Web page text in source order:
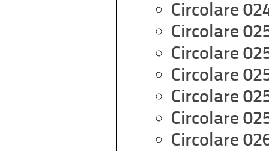
Circolare
Circolare
Circolare
Circolare
Circolare
Circolare
Circolare